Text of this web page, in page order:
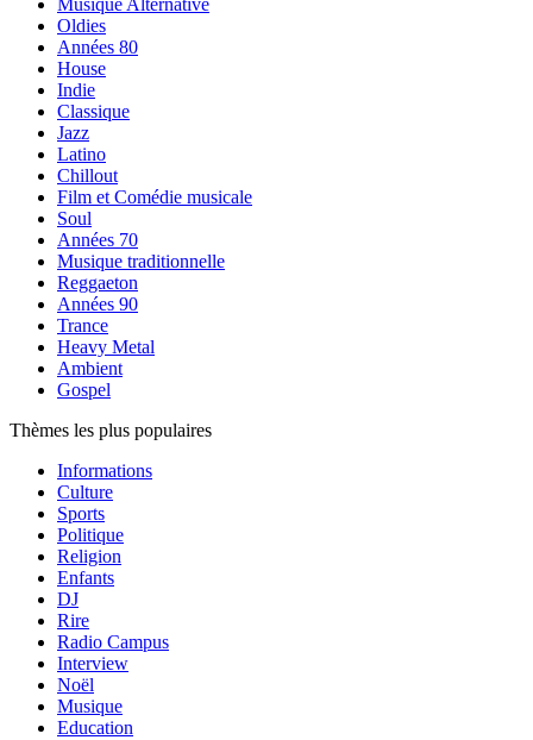
Musique Alternative
Oldies
Années 80
House
Indie
Classique
Jazz
Latino
Chillout
Film et Comédie musicale
Soul
Années 70
Musique traditionnelle
Reggaeton
Années 90
Trance
Heavy Metal
Ambient
Gospel
Thèmes les plus populaires
Informations
Culture
Sports
Politique
Religion
Enfants
DJ
Rire
Radio Campus
Interview
Noël
Musique
Education